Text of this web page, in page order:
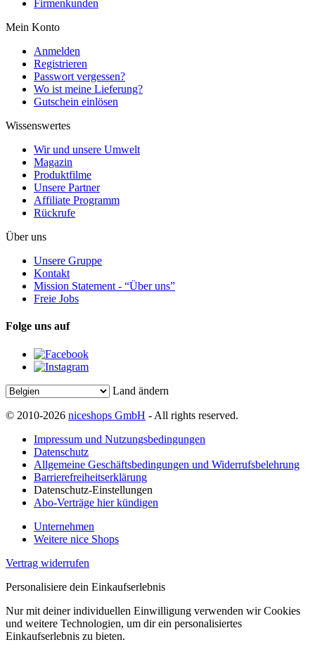
Firmenkunden
Mein Konto
Anmelden
Registrieren
Passwort vergessen?
Wo ist meine Lieferung?
Gutschein einlösen
Wissenswertes
Wir und unsere Umwelt
Magazin
Produktfilme
Unsere Partner
Affiliate Programm
Rückrufe
Über uns
Unsere Gruppe
Kontakt
Mission Statement - “Über uns”
Freie Jobs
Folge uns auf
Land ändern
© 2010-2026 niceshops GmbH - All rights reserved.
Impressum und Nutzungsbedingungen
Datenschutz
Allgemeine Geschäftsbedingungen und Widerrufsbelehrung
Barrierefreiheitserklärung
Datenschutz-Einstellungen
Abo-Verträge hier kündigen
Unternehmen
Weitere nice Shops
Vertrag widerrufen
Personalisiere dein Einkaufserlebnis
Nur mit deiner individuellen Einwilligung verwenden wir Cookies
und weitere Technologien, um dir ein personalisiertes
Einkaufserlebnis zu bieten.